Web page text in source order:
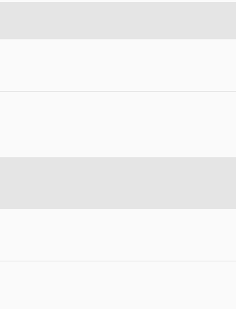
qualquer garantia de precisão, detalhes,